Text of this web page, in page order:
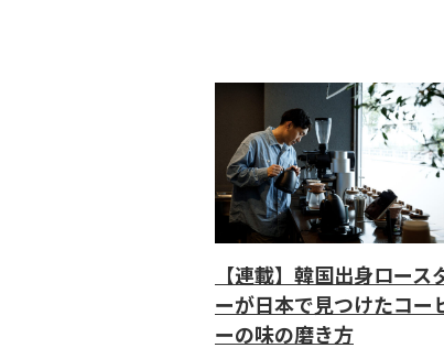
【連載】韓国出身ロース
ーが日本で見つけたコー
ーの味の磨き方